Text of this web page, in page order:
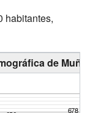
habitantes,
de